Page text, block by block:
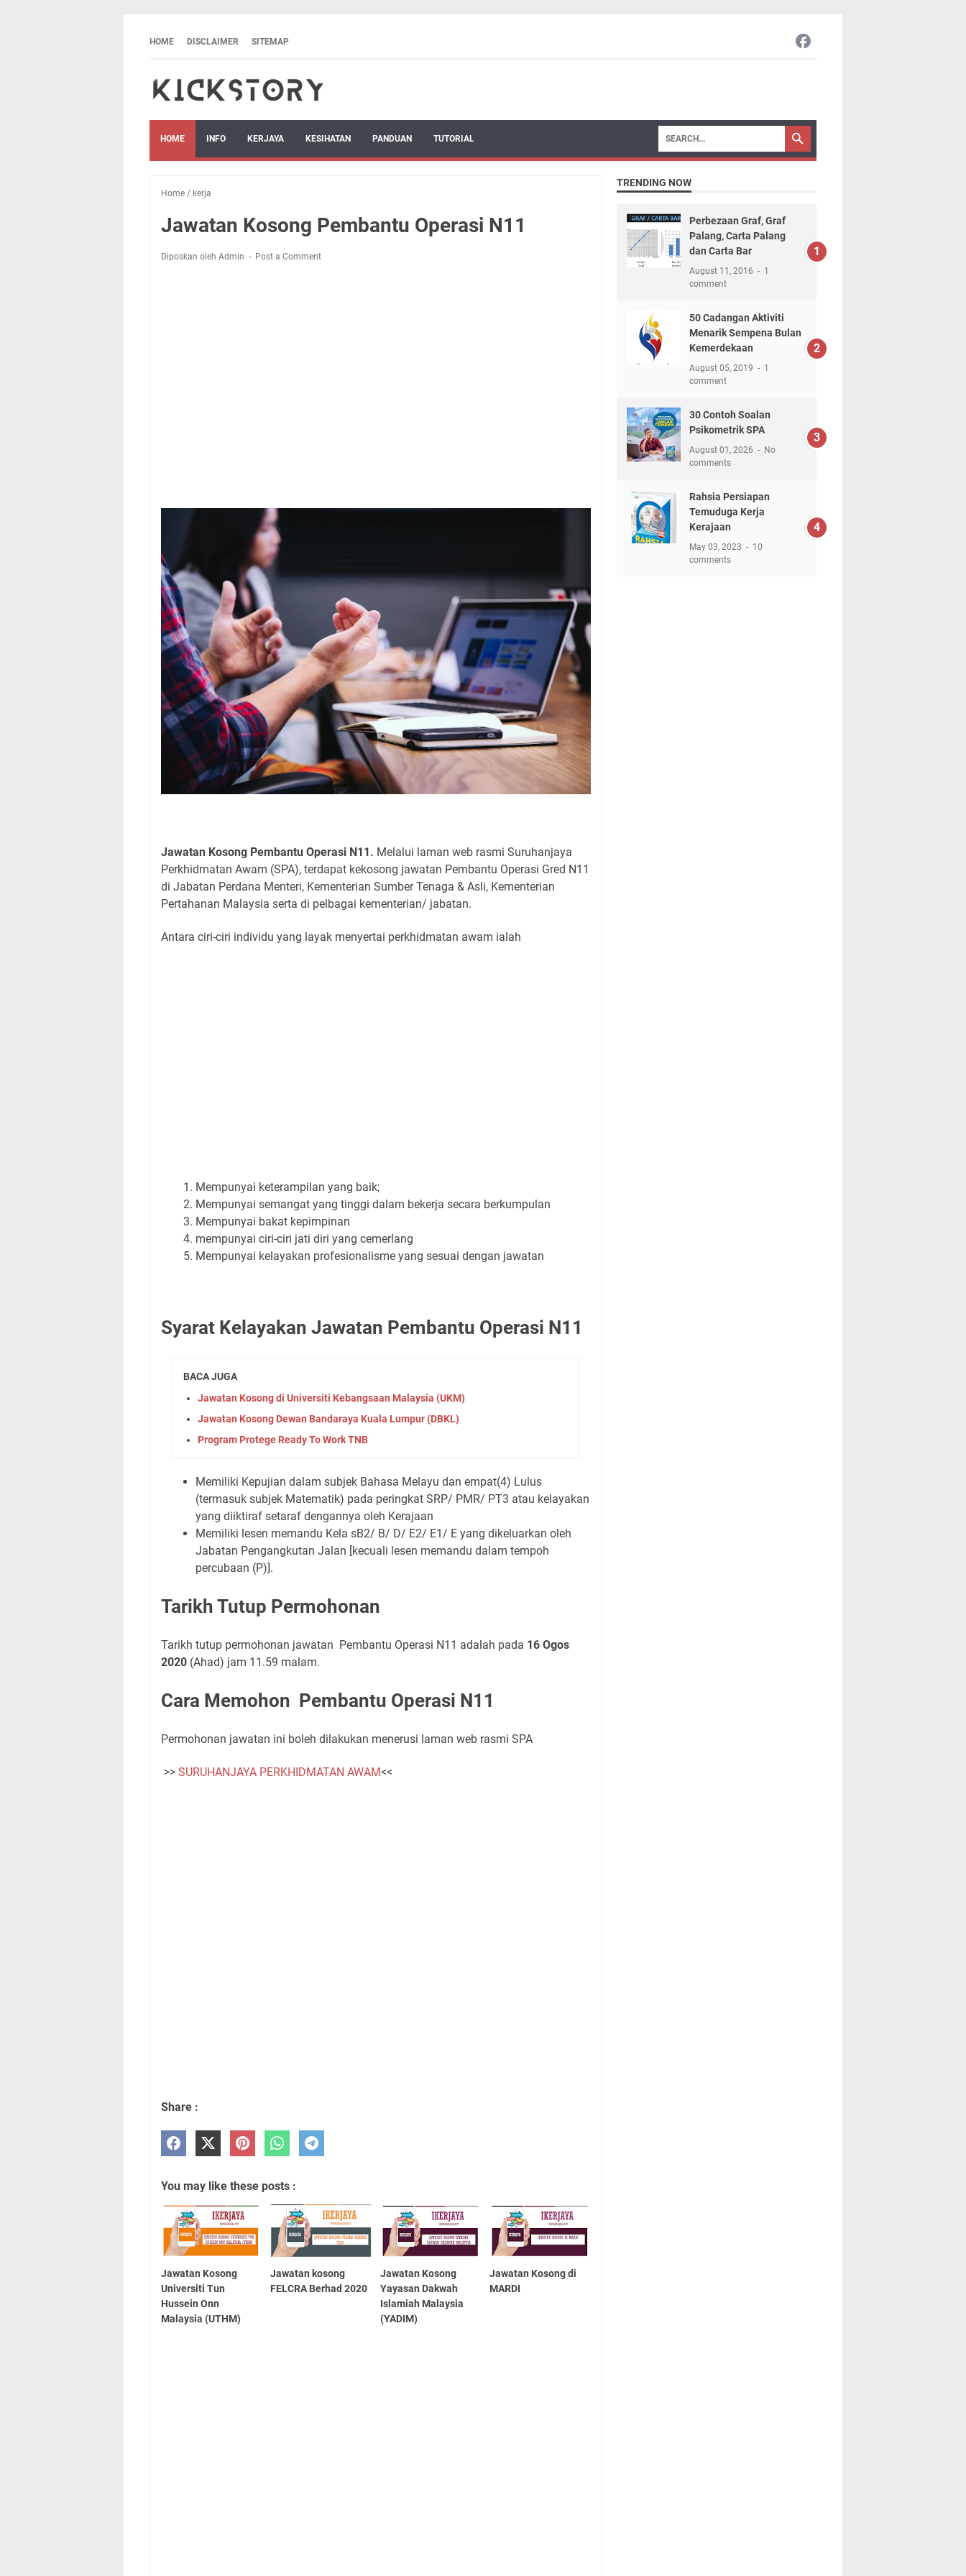
HOME DISCLAIMER SITEMAP
HOME INFO KERJAYA KESIHATAN PANDUAN TUTORIAL
Home / kerja
Jawatan Kosong Pembantu Operasi N11
Diposkan oleh Admin Post a Comment
Jawatan Kosong Pembantu Operasi N11. Melalui laman web rasmi Suruhanjaya
Perkhidmatan Awam (SPA), terdapat kekosong jawatan Pembantu Operasi Gred N11
di Jabatan Perdana Menteri, Kementerian Sumber Tenaga & Asli, Kementerian
Pertahanan Malaysia serta di pelbagai kementerian/ jabatan.
Antara ciri-ciri individu yang layak menyertai perkhidmatan awam ialah
Mempunyai keterampilan yang baik;
Mempunyai semangat yang tinggi dalam bekerja secara berkumpulan
Mempunyai bakat kepimpinan
mempunyai ciri-ciri jati diri yang cemerlang
Mempunyai kelayakan profesionalisme yang sesuai dengan jawatan
Syarat Kelayakan Jawatan Pembantu Operasi N11
BACA JUGA
Jawatan Kosong di Universiti Kebangsaan Malaysia (UKM)
Jawatan Kosong Dewan Bandaraya Kuala Lumpur (DBKL)
Program Protege Ready To Work TNB
Memiliki Kepujian dalam subjek Bahasa Melayu dan empat(4) Lulus
(termasuk subjek Matematik) pada peringkat SRP/ PMR/ PT3 atau kelayakan
yang diiktiraf setaraf dengannya oleh Kerajaan
Memiliki lesen memandu Kela sB2/ B/ D/ E2/ E1/ E yang dikeluarkan oleh
Jabatan Pengangkutan Jalan [kecuali lesen memandu dalam tempoh
percubaan (P)].
Tarikh Tutup Permohonan
Tarikh tutup permohonan jawatan Pembantu Operasi N11 adalah pada 16 Ogos
2020 (Ahad) jam 11.59 malam.
Cara Memohon Pembantu Operasi N11
Permohonan jawatan ini boleh dilakukan menerusi laman web rasmi SPA
>> SURUHANJAYA PERKHIDMATAN AWAM<<
Share :
You may like these posts :
Jawatan Kosong
Universiti Tun
Hussein Onn
Malaysia (UTHM)
Jawatan kosong
FELCRA Berhad 2020
Jawatan Kosong
Yayasan Dakwah
Islamiah Malaysia
(YADIM)
Jawatan Kosong di
MARDI
TRENDING NOW
Perbezaan Graf, Graf
Palang, Carta Palang
dan Carta Bar
August 11, 2016
1
comment
50 Cadangan Aktiviti
Menarik Sempena Bulan
Kemerdekaan
August 05, 2019
1
comment
30 Contoh Soalan
Psikometrik SPA
August 01, 2026
No
comments
Rahsia Persiapan
Temuduga Kerja
Kerajaan
May 03, 2023
10
comments